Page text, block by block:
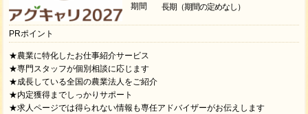
期間
長期（期間の定めなし）
PRポイント
★農業に特化したお仕事紹介サービス
★専門スタッフが個別相談に応じます
★成長している全国の農業法人をご紹介
★内定獲得までしっかりサポート
★求人ページでは得られない情報も専任アドバイザーがお伝えします